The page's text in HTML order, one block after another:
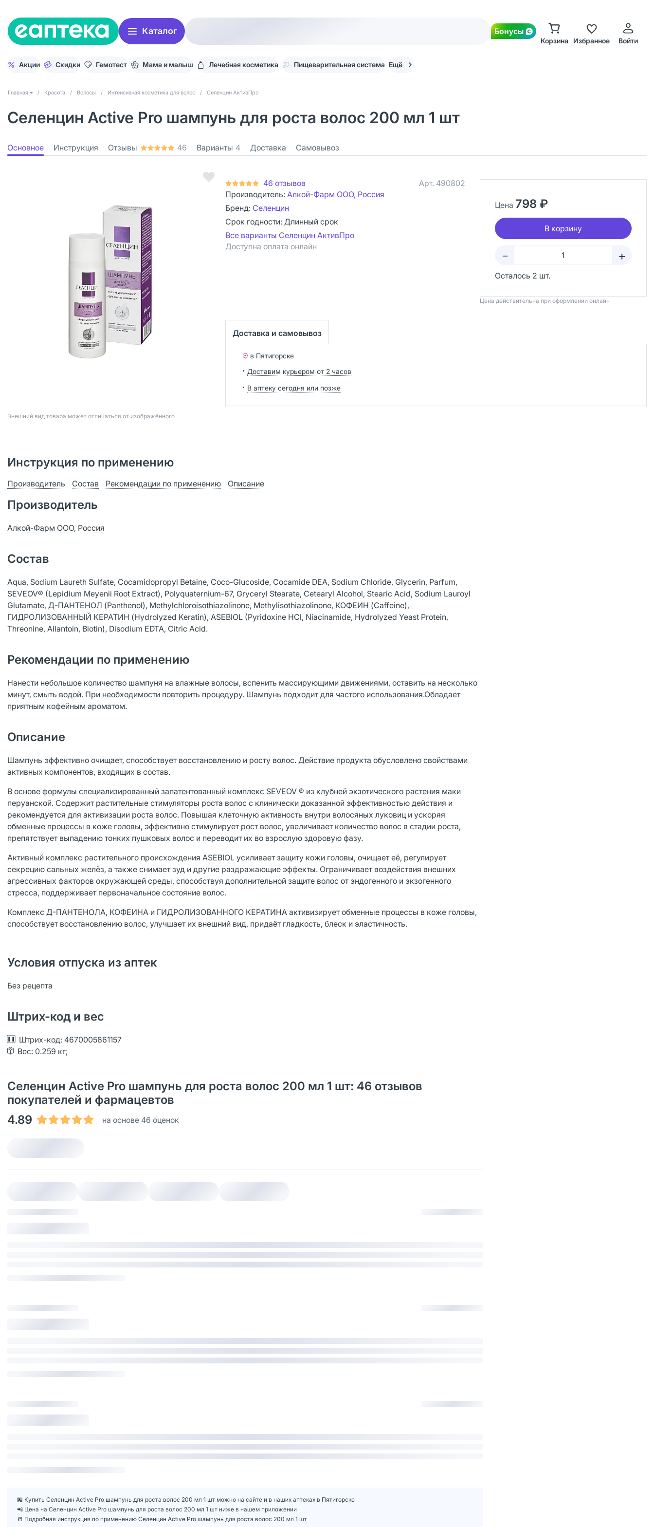
Каталог Бонусы
Корзина Избранное Войти
Акции Скидки Гемотест Мама и малыш Лечебная косметика Пищеварительная система Ещё
Главная / Красота / Волосы / Интенсивная косметика для волос / Селенцин АктивПро
Селенцин Active Pro шампунь для роста волос 200 мл 1 шт
Основное Инструкция Отзывы 46 Варианты 4 Доставка Самовывоз
Bнешний вид товара может отличаться от изображённого
46 отзывов Арт. 490802
Производитель: Алкой-Фарм ООО, Россия
Бренд: Селенцин
Срок годности: Длинный срок
Все варианты Селенцин АктивПро
Доступна оплата онлайн
Цена 798 ₽
В корзину
– +
Осталось 2 шт.
Цена действительна при оформлении онлайн
Доставка и самовывоз
в Пятигорске
Доставим курьером от 2 часов
В аптеку сегодня или позже
Инструкция по применению
Производитель Состав Рекомендации по применению Описание
Производитель
Алкой-Фарм ООО, Россия
Состав
Aqua, Sodium Laureth Sulfate, Cocamidopropyl Betaine, Coco-Glucoside, Cocamide DEA, Sodium Chloride, Glycerin, Parfum,
SEVEOV® (Lepidium Meyenii Root Extract), Polyquaternium-67, Gryceryl Stearate, Cetearyl Alcohol, Stearic Acid, Sodium Lauroyl
Glutamate, Д-ПАНТЕНОЛ (Panthenol), Methylchloroisothiazolinone, Methylisothiazolinone, КОФЕИН (Caffeine),
ГИДРОЛИЗОВАННЫЙ КЕРАТИН (Hydrolyzed Keratin), ASEBIOL (Pyridoxine HCl, Niacinamide, Hydrolyzed Yeast Protein,
Threonine, Allantoin, Biotin), Disodium EDTA, Citric Acid.
Рекомендации по применению
Нанести небольшое количество шампуня на влажные волосы, вспенить массирующими движениями, оставить на несколько
минут, смыть водой. При необходимости повторить процедуру. Шампунь подходит для частого использования.Обладает
приятным кофейным ароматом.
Описание
Шампунь эффективно очищает, способствует восстановлению и росту волос. Действие продукта обусловлено свойствами
активных компонентов, входящих в состав.
В основе формулы специализированный запатентованный комплекс SEVEOV ® из клубней экзотического растения маки
перуанской. Содержит растительные стимуляторы роста волос с клинически доказанной эффективностью действия и
рекомендуется для активизации роста волос. Повышая клеточную активность внутри волосяных луковиц и ускоряя
обменные процессы в коже головы, эффективно стимулирует рост волос, увеличивает количество волос в стадии роста,
препятствует выпадению тонких пушковых волос и переводит их во взрослую здоровую фазу.
Активный комплекс растительного происхождения ASEBIOL усиливает защиту кожи головы, очищает её, регулирует
секрецию сальных желёз, а также снимает зуд и другие раздражающие эффекты. Ограничивает воздействия внешних
агрессивных факторов окружающей среды, способствуя дополнительной защите волос от эндогенного и экзогенного
стресса, поддерживает первоначальное состояние волос.
Комплекс Д-ПАНТЕНОЛА, КОФЕИНА и ГИДРОЛИЗОВАННОГО КЕРАТИНА активизирует обменные процессы в коже головы,
способствует восстановлению волос, улучшает их внешний вид, придаёт гладкость, блеск и эластичность.
Условия отпуска из аптек
Без рецепта
Штрих-код и вес
Штрих-код: 4670005861157
Вес: 0.259 кг;
Селенцин Active Pro шампунь для роста волос 200 мл 1 шт: 46 отзывов
покупателей и фармацевтов
4.89
на основе 46 оценок
🏪 Купить Селенцин Active Pro шампунь для роста волос 200 мл 1 шт можно на сайте и в наших аптеках в Пятигорске
📲 Цена на Селенцин Active Pro шампунь для роста волос 200 мл 1 шт ниже в нашем приложении
📒 Подробная инструкция по применению Селенцин Active Pro шампунь для роста волос 200 мл 1 шт